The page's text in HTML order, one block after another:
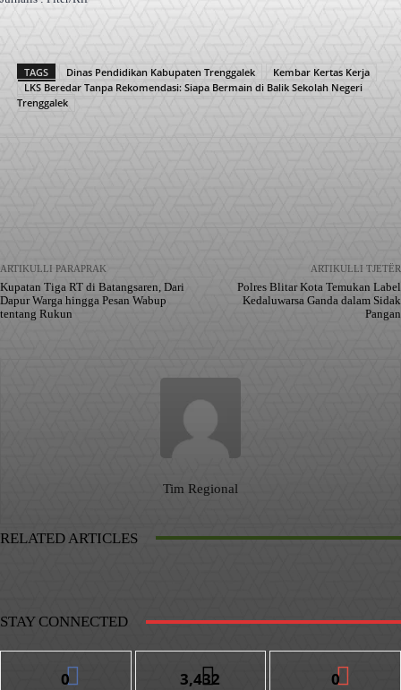
TAGS Dinas Pendidikan Kabupaten Trenggalek
Kembar Kertas Kerja
LKS Beredar Tanpa Rekomendasi: Siapa Bermain di Balik Sekolah Negeri
Trenggalek
ARTIKULLI PARAPRAK
Kupatan Tiga RT di Batangsaren, Dari
Dapur Warga hingga Pesan Wabup
tentang Rukun
ARTIKULLI TJETËR
Polres Blitar Kota Temukan Label
Kedaluwarsa Ganda dalam Sidak
Pangan
Tim Regional
RELATED ARTICLES
STAY CONNECTED
0 3,432 0